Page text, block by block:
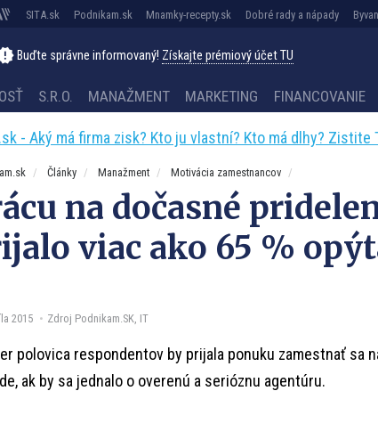
SITA.sk Podnikam.sk Mnamky-recepty.sk Dobré rady a nápady
Buďte správne informovaný! Získajte prémiový účet TU
S.R.O. MANAŽMENT MARKETING FINANCOVANIE
- Aký má firma zisk? Kto ju vlastní? Kto má dlhy? Zistite
Články Manažment Motivácia zamestnancov
na dočasné
viac ako 65 %
2015 Zdroj Podnikam.SK, IT
polovica respondentov by prijala ponuku zamestnať sa
ak by sa jednalo o overenú a serióznu agentúru.